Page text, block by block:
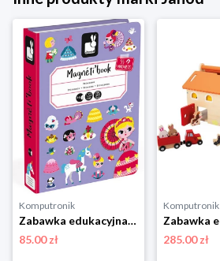
Komputronik
Zabawka edukacyjna,zabawki magnetyczne Janod Magnetibook Księżniczki
85.00 zł
Komputronik
285.00 zł